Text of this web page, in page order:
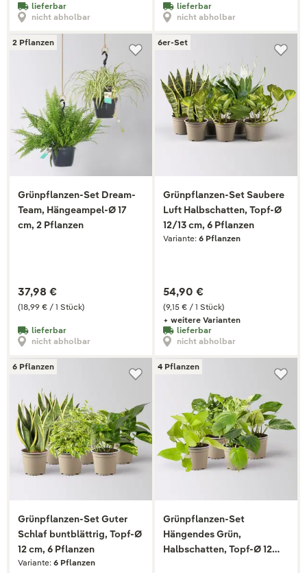
lieferbar
nicht abholbar
lieferbar
nicht abholbar
2 Pflanzen
Grünpflanzen-Set Dream-
Team, Hängeampel-Ø 17
cm, 2 Pflanzen
(18,99 € / 1 Stück)
37,98 €
lieferbar
nicht abholbar
6er-Set
Grünpflanzen-Set Saubere
Luft Halbschatten, Topf-Ø
12/13 cm, 6 Pflanzen
Variante: 6 Pflanzen
(9,15 € / 1 Stück)
54,90 €
+ weitere Varianten
lieferbar
nicht abholbar
6 Pflanzen
Grünpflanzen-Set Guter
Schlaf buntblättrig, Topf-Ø
12 cm, 6 Pflanzen
Variante: 6 Pflanzen
4 Pflanzen
Grünpflanzen-Set
Hängendes Grün,
Halbschatten, Topf-Ø 12